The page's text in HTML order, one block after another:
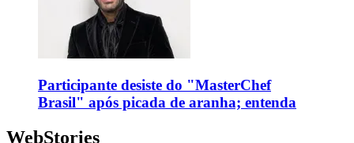
Participante desiste do "MasterChef
Brasil" após picada de aranha; entenda
WebStories